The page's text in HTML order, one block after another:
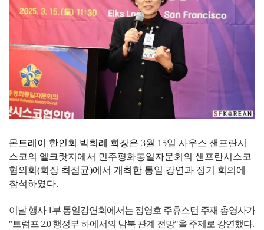
몬트레이 한인회 박희례 회장은 3월 15일 사우스 샌프란시
스코의 엘크랏지에서 민주평화통일자문회의 샌프란시스코
협의회(회장 최점균)에서 개최한 통일 강연과 정기 회의에
참석하였다.
이날 행사 1부 통일강연회에서는 정영호 주휴스턴 주재 총영사가
"트럼프 2.0 행정부 하에서의 남북 관계 전망"을 주제로 강연했다.